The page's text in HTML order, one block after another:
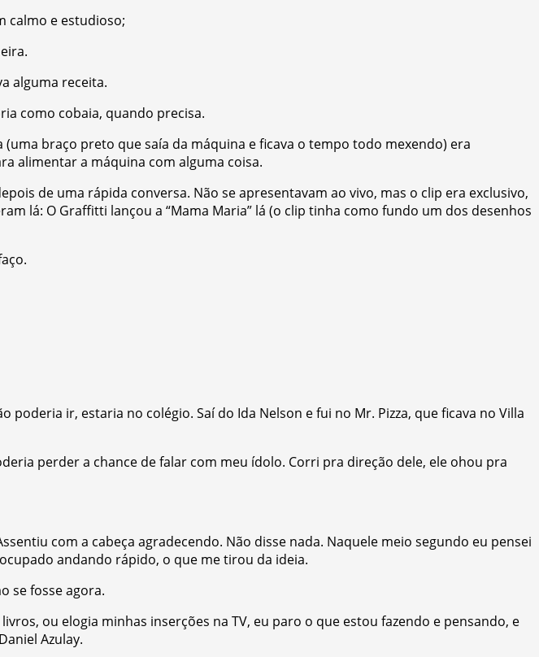
calmo e estudioso;
alguma receita.
como cobaia, quando precisa.
braço preto que saía da máquina e ficava o tempo todo mexendo) era
alimentar a máquina com alguma coisa.
de uma rápida conversa. Não se apresentavam ao vivo, mas o clip era exclusivo,
lá: O Graffitti lançou a “Mama Maria” lá (o clip tinha como fundo um dos desenhos
ir, estaria no colégio. Saí do Ida Nelson e fui no Mr. Pizza, que ficava no Villa
perder a chance de falar com meu ídolo. Corri pra direção dele, ele ohou pra
com a cabeça agradecendo. Não disse nada. Naquele meio segundo eu pensei
andando rápido, o que me tirou da ideia.
se fosse agora.
ou elogia minhas inserções na TV, eu paro o que estou fazendo e pensando, e
Azulay.